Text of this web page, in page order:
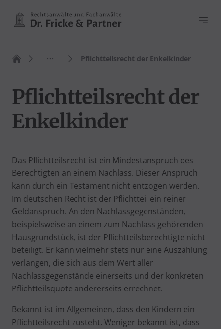
Zur Startseite Pflichtteilsrecht der Enkelkinder
Pflichtteilsrecht der
Enkelkinder
Das Pflichtteilsrecht ist ein Mindestanspruch des
Berechtigten an einem Nachlass. Dieser Anspruch
kann durch ein Testament nicht entzogen werden.
Im deutschen Recht ist der Pflichtteil ein reiner
Geldanspruch. An den Nachlassgegenständen,
beispielsweise an einem zum Nachlass gehörenden
Hausgrundstück, ist der Pflichtteilsberechtigte nicht
beteiligt. Er kann vielmehr stets nur eine Auszahlung
verlangen, die sich aus dem Wert aller
Nachlassgegenstände einerseits und der konkreten
Pflichtteilsquote andererseits errechnet.
Bekannt ist im Allgemeinen, dass den Kindern ein
Pflichtteilsrecht zusteht. Weniger bekannt ist, dass